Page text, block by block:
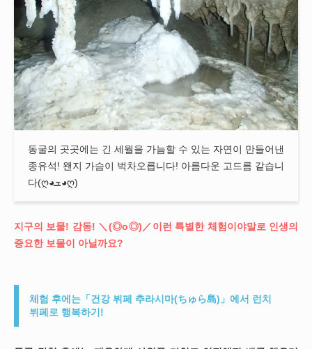
동굴의 곳곳에는 긴 세월을 가늠할 수 있는 자연이 만들어낸
종유석! 왠지 가슴이 벅차오릅니다! 아름다운 고드름 같습니
다(ღ◕ܫ◕ღ)
지구의 보물! 감동! ＼(◎o◎)／이런 특별한 체험이야말로 인생의
중요한 보물이 아닐까요?
체험 후에는「건강 뷔페 추라시마(ちゅら島)」에서 런치
뷔페로 행복하기!